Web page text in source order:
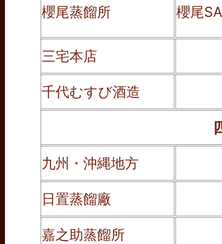
櫻尾蒸餾所 櫻尾
三宅本店
千代むすび酒造
九州・沖縄地方
日置蒸餾廠
嘉之助蒸餾所